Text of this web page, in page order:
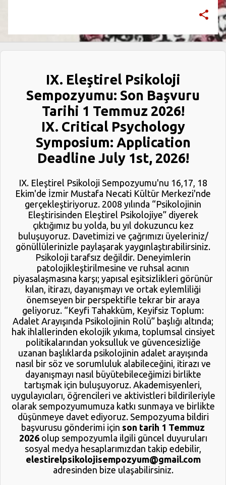
dokuzuncusunu düzenliyoruz. On sekiz yıldır değişen
iddiamız var: Psikoloji, egemen düzenin ihtiyaçlarına
arayışını merkeze alan, cinsiyet ve cinsel yönelim
eşitliğini savunan, insan haklarını temel alan bir bilgi
ve pratik alanı olmalıdır. Psikoloji tarafsız bir bilim
değildir. Bu disiplin içinde hangi deneyimlerin
“bozukluk” sayıldığı, hangi duyguların
patolojikleştirildiği ve hangi seslerin susturulduğu
iktidar ilişkilerinden bağımsız değildir. Travmayı tanı
kategorilerine sıkıştırmak ya da ruhsal acıyı
piyasalaşmış müdahale biçimlerine teslim etmek,
psikologların etik-politik sorumluluğunu görünmez
kılmanın teknik-bilimse...
IX. Eleştirel Psikoloji
Sempozyumu: Son Başvuru
Tarihi 1 Temmuz 2026!
IX. Critical Psychology
Symposium: Application
Deadline July 1st, 2026!
IX. Eleştirel Psikoloji Sempozyumu'nu 16,17, 18
Ekim'de İzmir Mustafa Necati Kültür Merkezi'nde
gerçekleştiriyoruz. 2008 yılında “Psikolojinin
Eleştirisinden Eleştirel Psikolojiye” diyerek
çıktığımız bu yolda, bu yıl dokuzuncu kez
buluşuyoruz. Davetimizi ve çağrımızı üyeleriniz/
gönüllülerinizle paylaşarak yaygınlaştırabilirsiniz.
Psikoloji tarafsız değildir. Deneyimlerin
patolojikleştirilmesine ve ruhsal acının
piyasalaşmasına karşı; yapısal eşitsizlikleri görünür
kılan, itirazı, dayanışmayı ve ortak eylemliliği
önemseyen bir perspektifle tekrar bir araya
geliyoruz. “Keyfi Tahakküm, Keyifsiz Toplum:
Adalet Arayışında Psikolojinin Rolü” başlığı altında;
hak ihlallerinden ekolojik yıkıma, toplumsal cinsiyet
politikalarından yoksulluk ve güvencesizliğe
uzanan başlıklarda psikolojinin adalet arayışında
nasıl bir söz ve sorumluluk alabileceğini, itirazı ve
dayanışmayı nasıl büyütebileceğimizi birlikte
tartışmak için buluşuyoruz. Akademisyenleri,
uygulayıcıları, öğrencileri ve aktivistleri bildirileriyle
olarak sempozyumumuza katkı sunmaya ve birlikte
düşünmeye davet ediyoruz. Sempozyuma bildiri
başvurusu gönderimi için son tarih 1 Temmuz
2026 olup sempozyumla ilgili güncel duyuruları
sosyal medya hesaplarımızdan takip edebilir,
elestirelpsikolojisempozyum@gmail.com
adresinden bize ulaşabilirsiniz.